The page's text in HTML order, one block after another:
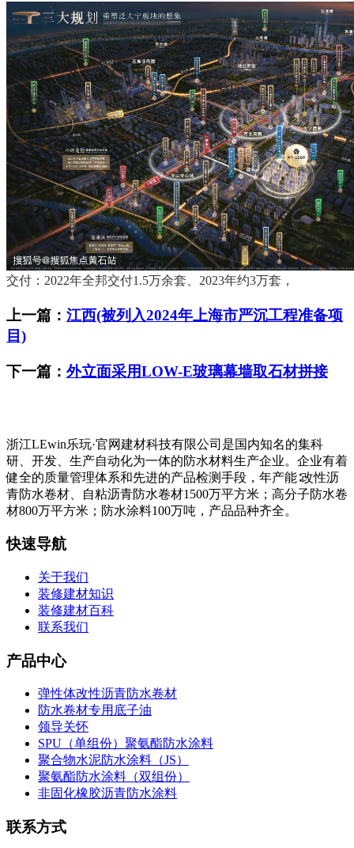
交付：2022年全邦交付1.5万余套、2023年约3万套，
上一篇： 江西(被列入2024年上海市严沉工程准备项
目)
下一篇： 外立面采用LOW-E玻璃幕墙取石材拼接
浙江LEwin乐玩·官网建材科技有限公司是国内知名的集科
研、开发、生产自动化为一体的防水材料生产企业。企业有着
健全的质量管理体系和先进的产品检测手段，年产能∶改性沥
青防水卷材、自粘沥青防水卷材1500万平方米；高分子防水卷
材800万平方米；防水涂料100万吨，产品品种齐全。
快速导航
关于我们
装修建材知识
装修建材百科
联系我们
产品中心
弹性体改性沥青防水卷材
防水卷材专用底子油
领导关怀
SPU（单组份）聚氨酯防水涂料
聚合物水泥防水涂料（JS）
聚氨酯防水涂料（双组份）
非固化橡胶沥青防水涂料
联系方式